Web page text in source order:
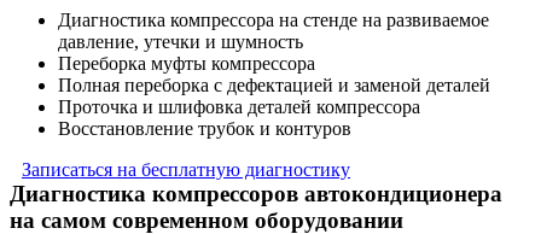
Диагностика компрессора на стенде на развиваемое
давление, утечки и шумность
Переборка муфты компрессора
Полная переборка с дефектацией и заменой деталей
Проточка и шлифовка деталей компрессора
Восстановление трубок и контуров
Записаться на бесплатную диагностику
Диагностика компрессоров автокондиционера
на самом современном оборудовании